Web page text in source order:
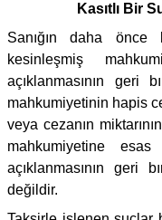
Kasıtlı Bir
Sanığın daha
kesinleşmiş
açıklanmasının geri
mahkumiyetinin hapis
veya cezanın
mahkumiyetine
açıklanmasının geri
değildir.